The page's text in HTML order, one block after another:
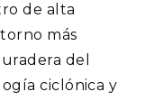
de alta
más
del
ciclónica y